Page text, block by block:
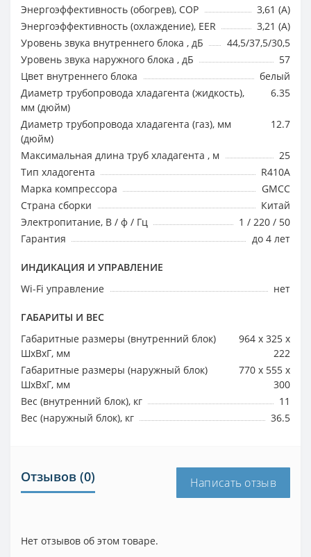
Энергоэффективность (обогрев), COP
3,61 (A)
Энергоэффективность (охлаждение), EER
3,21 (A)
Уровень звука внутреннего блока , дБ
44,5/37,5/30,5
Уровень звука наружного блока , дБ
57
Цвет внутреннего блока
белый
Диаметр трубопровода хладагента (жидкость),
мм (дюйм)
6.35
Диаметр трубопровода хладагента (газ), мм
(дюйм)
12.7
Максимальная длина труб хладагента , м
25
Тип хладогента
R410A
Марка компрессора
GMCC
Страна сборки
Китай
Электропитание, В / ф / Гц
1 / 220 / 50
Гарантия
до 4 лет
ИНДИКАЦИЯ И УПРАВЛЕНИЕ
Wi-Fi управление
нет
ГАБАРИТЫ И ВЕС
Габаритные размеры (внутренний блок)
ШхВхГ, мм
964 x 325 x
222
Габаритные размеры (наружный блок)
ШхВхГ, мм
770 x 555 x
300
Вес (внутренний блок), кг
11
Вес (наружный блок), кг
36.5
Отзывов (0) Написать отзыв
Нет отзывов об этом товаре.